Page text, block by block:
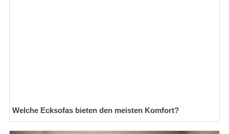
Welche Ecksofas bieten den meisten Komfort?